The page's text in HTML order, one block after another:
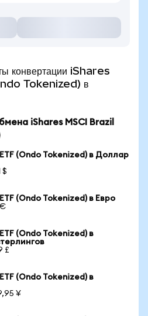
конвертации iShares
Tokenized) в
iShares MSCI Brazil
(Ondo Tokenized) в Доллар
$
(Ondo Tokenized) в Евро
€
(Ondo Tokenized) в
£
(Ondo Tokenized) в
¥